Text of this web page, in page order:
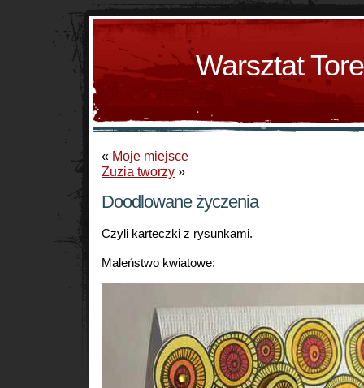
Warsztat
« Moje miejsce
Zuzia tworzy »
Doodlowane życzenia
Czyli karteczki z rysunkami.
Maleństwo kwiatowe: